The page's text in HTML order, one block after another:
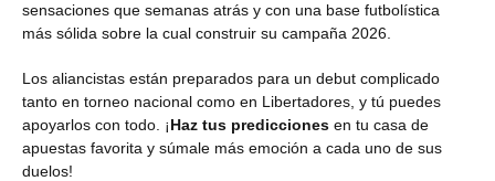
sensaciones que semanas atrás y con una base futbolística
más sólida sobre la cual construir su campaña 2026.
Los aliancistas están preparados para un debut complicado
tanto en torneo nacional como en Libertadores, y tú puedes
apoyarlos con todo. ¡Haz tus predicciones en tu casa de
apuestas favorita y súmale más emoción a cada uno de sus
duelos!